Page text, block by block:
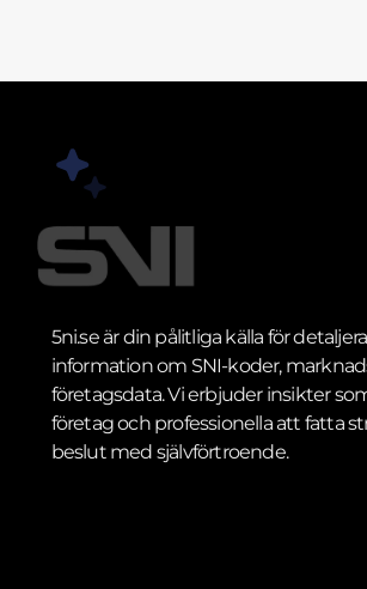
5ni.se är din pålitliga källa för
information om SNI-koder,
företagsdata. Vi erbjuder insikter
företag och professionella att fatta
beslut med självförtroende.